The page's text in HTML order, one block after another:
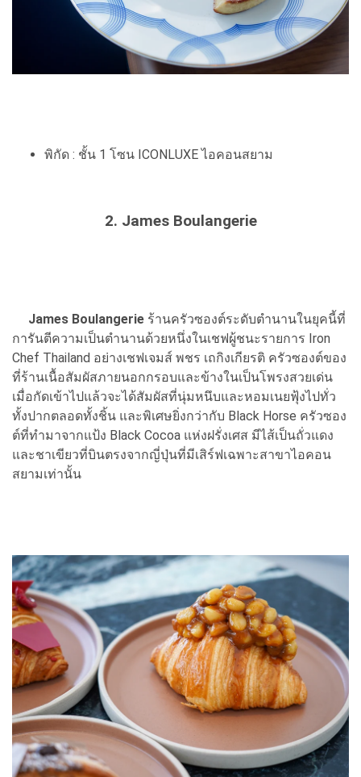
พิกัด : ชั้น 1 โซน ICONLUXE ไอคอนสยาม
2. James Boulangerie
James Boulangerie ร้านครัวซองต์ระดับตำนานในยุคนี้ที่
การันตีความเป็นตำนานด้วยหนึ่งในเชฟผู้ชนะรายการ Iron
Chef Thailand อย่างเชฟเจมส์ พชร เถกิงเกียรติ ครัวซองต์ของ
ที่ร้านเนื้อสัมผัสภายนอกกรอบและข้างในเป็นโพรงสวยเด่น
เมื่อกัดเข้าไปแล้วจะได้สัมผัสที่นุ่มหนึบและหอมเนยฟุ้งไปทั่ว
ทั้งปากตลอดทั้งชิ้น และพิเศษยิ่งกว่ากับ Black Horse ครัวซอง
ต์ที่ทำมาจากแป้ง Black Cocoa แห่งฝรั่งเศส มีไส้เป็นถั่วแดง
และชาเขียวที่บินตรงจากญี่ปุ่นที่มีเสิร์ฟเฉพาะสาขาไอคอน
สยามเท่านั้น